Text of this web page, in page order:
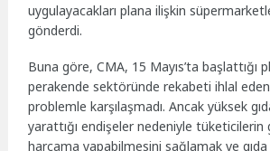
uygulayacakları plana ilişkin
gönderdi.
Buna göre, CMA, 15 Mayıs’ta başlattığı
perakende sektöründe rekabeti ihlal
problemle karşılaşmadı. Ancak yüksek
yarattığı endişeler nedeniyle tüketicilerin
harcama yapabilmesini sağlamak ve